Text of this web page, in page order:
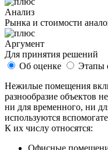
Анализ
Рынка и стоимости
Аргумент
Для принятия решений
Об оценке
Этапы
Нежилые помещения
разнообразие объектов
ни для временного, ни
используются
К их числу относятся: